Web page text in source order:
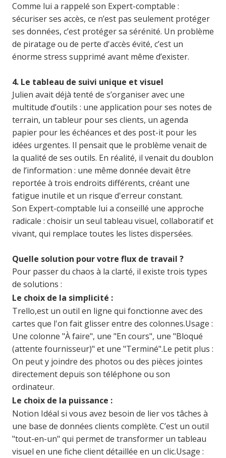
Comme lui a rappelé son Expert-comptable :
sécuriser ses accès, ce n’est pas seulement protéger
ses données, c’est protéger sa sérénité. Un problème
de piratage ou de perte d'accès évité, c’est un
énorme stress supprimé avant même d’exister.
4. Le tableau de suivi unique et visuel
Julien avait déjà tenté de s’organiser avec une
multitude d’outils : une application pour ses notes de
terrain, un tableur pour ses clients, un agenda
papier pour les échéances et des post-it pour les
idées urgentes. Il pensait que le problème venait de
la qualité de ses outils. En réalité, il venait du doublon
de l’information : une même donnée devait être
reportée à trois endroits différents, créant une
fatigue inutile et un risque d'erreur constant.
Son Expert-comptable lui a conseillé une approche
radicale : choisir un seul tableau visuel, collaboratif et
vivant, qui remplace toutes les listes dispersées.
Quelle solution pour votre flux de travail ?
Pour passer du chaos à la clarté, il existe trois types
de solutions :
Le choix de la simplicité :
Trello,est un outil en ligne qui fonctionne avec des
cartes que l'on fait glisser entre des colonnes.Usage :
Une colonne "À faire", une "En cours", une "Bloqué
(attente fournisseur)" et une "Terminé".Le petit plus :
On peut y joindre des photos ou des pièces jointes
directement depuis son téléphone ou son
ordinateur.
Le choix de la puissance :
Notion Idéal si vous avez besoin de lier vos tâches à
une base de données clients complète. C’est un outil
"tout-en-un" qui permet de transformer un tableau
visuel en une fiche client détaillée en un clic.Usage :